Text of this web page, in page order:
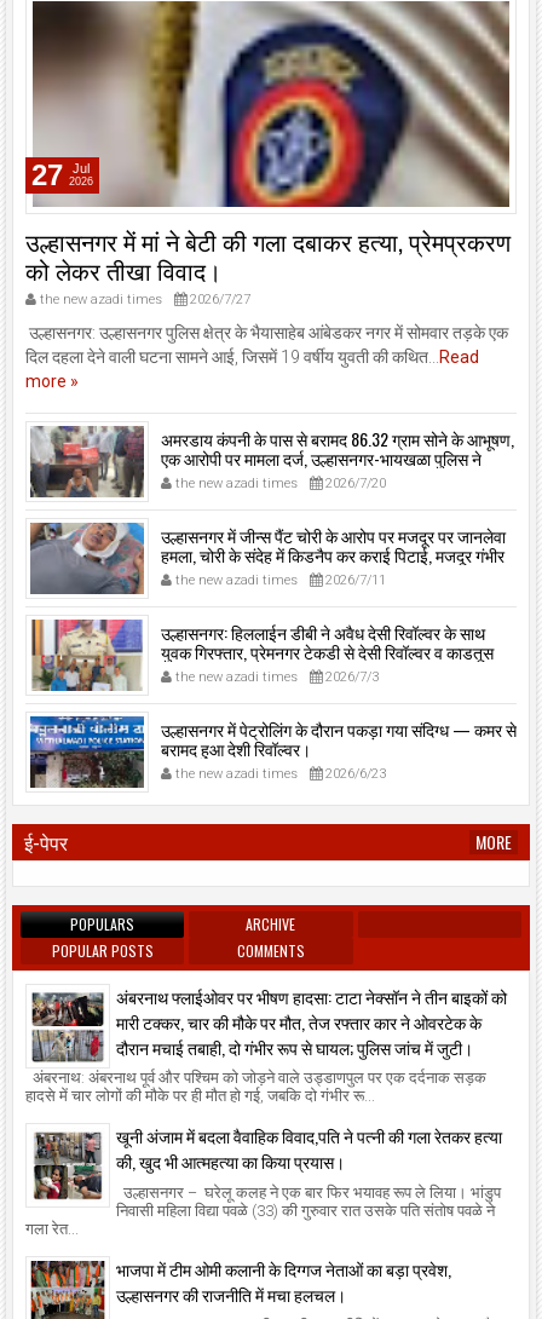
27 Jul
2026
उल्हासनगर में मां ने बेटी की गला दबाकर हत्या, प्रेमप्रकरण
को लेकर तीखा विवाद।
the new azadi times 2026/7/27
उल्हासनगर: उल्हासनगर पुलिस क्षेत्र के भैयासाहेब आंबेडकर नगर में सोमवार तड़के एक
दिल दहला देने वाली घटना सामने आई, जिसमें 19 वर्षीय युवती की कथित...
Read
more »
अमरडाय कंपनी के पास से बरामद 86.32 ग्राम सोने के आभूषण,
एक आरोपी पर मामला दर्ज, उल्हासनगर-भायखळा पुलिस ने
घरफोड़ियों के संबंध में एक आरोपी से महत्वपूर्ण पूछताछ के बाद
आरोपी के साथी के ठिकाने से 10,90,261 रुपये मूल्य के सोने के
आभूषण बरामद किए।
the new azadi times 2026/7/20
उल्हासनगर में जीन्स पैंट चोरी के आरोप पर मजदूर पर जानलेवा
हमला, चोरी के संदेह में किडनैप कर कराई पिटाई, मजदूर गंभीर
रूप से जख्मी।
the new azadi times 2026/7/11
उल्हासनगर: हिललाईन डीबी ने अवैध देसी रिवॉल्वर के साथ
युवक गिरफ्तार, प्रेमनगर टेकडी से देसी रिवॉल्वर व काडतूस
जप्त, इलीगल हथियार साथ पकड़ा गया युवक एक दिन की
पोलीस कोठडी में।
the new azadi times 2026/7/3
उल्हासनगर में पेट्रोलिंग के दौरान पकड़ा गया संदिग्ध — कमर से
बरामद हुआ देशी रिवॉल्वर।
the new azadi times 2026/6/23
ई-पेपर MORE
POPULARS
ARCHIVE
POPULAR POSTS
COMMENTS
अंबरनाथ फ्लाईओवर पर भीषण हादसा: टाटा नेक्सॉन ने तीन बाइकों को
मारी टक्कर, चार की मौके पर मौत, तेज रफ्तार कार ने ओवरटेक के
दौरान मचाई तबाही, दो गंभीर रूप से घायल; पुलिस जांच में जुटी।
अंबरनाथ: अंबरनाथ पूर्व और पश्चिम को जोड़ने वाले उड्डाणपुल पर एक दर्दनाक सड़क
हादसे में चार लोगों की मौके पर ही मौत हो गई, जबकि दो गंभीर रू...
खूनी अंजाम में बदला वैवाहिक विवाद,पति ने पत्नी की गला रेतकर हत्या
की, खुद भी आत्महत्या का किया प्रयास।
उल्हासनगर – घरेलू कलह ने एक बार फिर भयावह रूप ले लिया। भांडुप
निवासी महिला विद्या पवळे (33) की गुरुवार रात उसके पति संतोष पवळे ने
गला रेत...
भाजपा में टीम ओमी कलानी के दिग्गज नेताओं का बड़ा प्रवेश,
उल्हासनगर की राजनीति में मचा हलचल।